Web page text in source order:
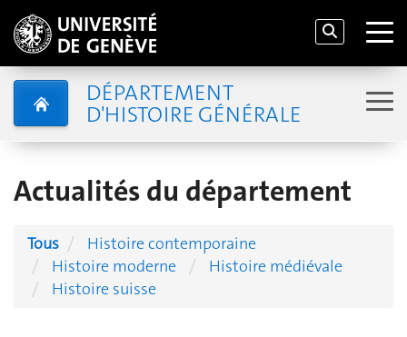
DÉPARTEMENT
D'HISTOIRE GÉNÉRALE
Actualités du département
Tous
Histoire contemporaine
Histoire moderne
Histoire médiévale
Histoire suisse